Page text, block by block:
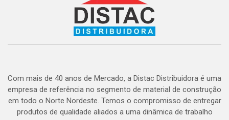
Com mais de 40 anos de Mercado, a Distac Distribuidora é uma
empresa de referência no segmento de material de construção
em todo o Norte Nordeste. Temos o compromisso de entregar
produtos de qualidade aliados a uma dinâmica de trabalho